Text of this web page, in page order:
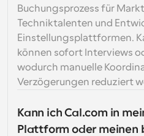
Buchungsprozess für
Techniktalenten und
Einstellungsplattformen.
können sofort Interviews
wodurch manuelle
Verzögerungen reduziert
Kann ich Cal.com in
Plattform oder meinen